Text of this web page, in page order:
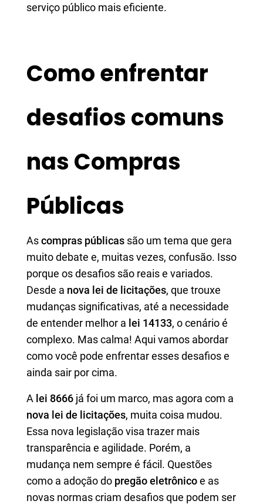
serviço público mais eficiente.
Como enfrentar
desafios comuns
nas Compras
Públicas
Ascompras públicas são um tema que gera
muito debate e, muitas vezes, confusão. Isso
porque os desafios são reais e variados.
Desde a nova lei de licitações, que trouxe
mudanças significativas, até a necessidade
de entender melhor a lei 14133, o cenário é
complexo. Mas calma! Aqui vamos abordar
como você pode enfrentar esses desafios e
ainda sair por cima.
A lei 8666 já foi um marco, mas agora com a
nova lei de licitações, muita coisa mudou.
Essa nova legislação visa trazer mais
transparência e agilidade. Porém, a
mudança nem sempre é fácil. Questões
como a adoção do pregão eletrônicoe as
novas normas criam desafios que podem ser